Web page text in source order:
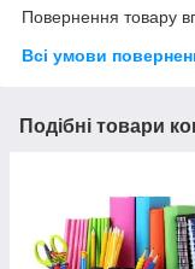
Повернення товару
Всі умови
Подібні товари